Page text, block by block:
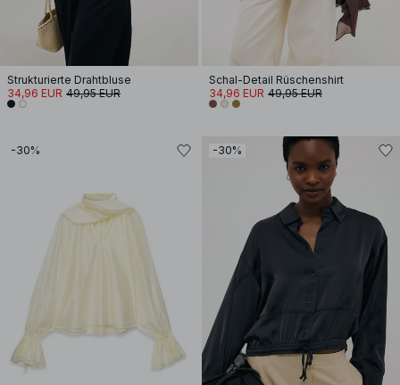
Strukturierte Drahtbluse
34,96 EUR 49,95 EUR
Schal-Detail Rüschenshirt
34,96 EUR 49,95 EUR
-30% -30%